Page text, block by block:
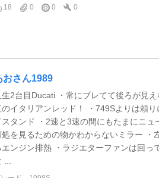
18
0 0 0
おさん1989
生2台目Ducati ・常にブレてて後ろが見
のイタリアンレッド！ ・749Sよりは頼り
スタンド ・2速と3速の間にもたまにニュ
処を見るための物かわからないミラー ・
エンジン排熱 ・ラジエターファンは回っ